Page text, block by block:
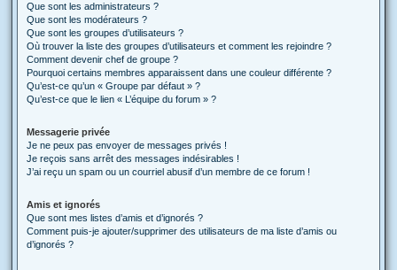
Que sont les administrateurs ?
Que sont les modérateurs ?
Que sont les groupes d’utilisateurs ?
Où trouver la liste des groupes d’utilisateurs et comment les rejoindre ?
Comment devenir chef de groupe ?
Pourquoi certains membres apparaissent dans une couleur différente ?
Qu’est-ce qu’un « Groupe par défaut » ?
Qu’est-ce que le lien « L’équipe du forum » ?
Messagerie privée
Je ne peux pas envoyer de messages privés !
Je reçois sans arrêt des messages indésirables !
J’ai reçu un spam ou un courriel abusif d’un membre de ce forum !
Amis et ignorés
Que sont mes listes d’amis et d’ignorés ?
Comment puis-je ajouter/supprimer des utilisateurs de ma liste d’amis ou
d’ignorés ?